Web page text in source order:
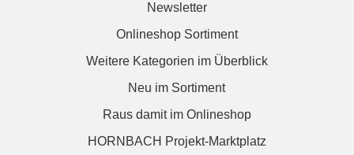
Newsletter
Onlineshop Sortiment
Weitere Kategorien im Überblick
Neu im Sortiment
Raus damit im Onlineshop
HORNBACH Projekt-Marktplatz